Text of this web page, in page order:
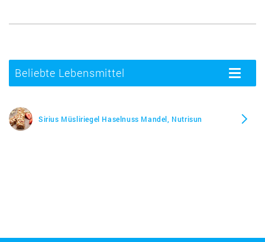
Beliebte Lebensmittel
Toggle
Sirius Müsliriegel Haselnuss Mandel, Nutrisun